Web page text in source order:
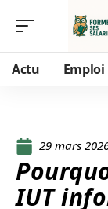
Actu Emploi
29 mars
IUT